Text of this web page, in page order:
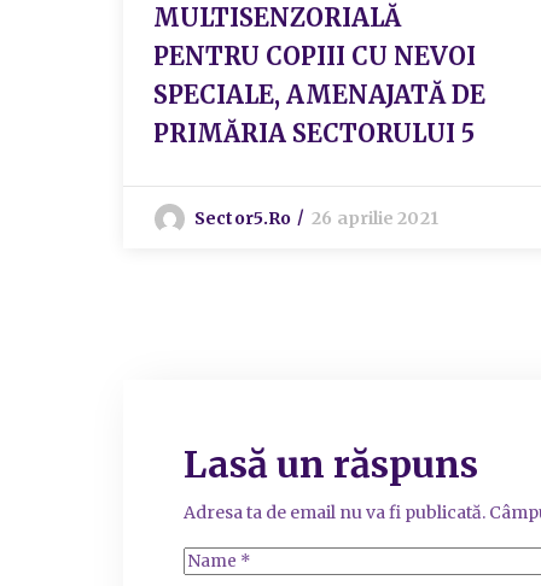
MULTISENZORIALĂ
PENTRU COPIII CU NEVOI
SPECIALE, AMENAJATĂ DE
PRIMĂRIA SECTORULUI 5
Sector5.ro 26 aprilie 2021
Lasă un răspuns
Adresa ta de email nu va fi publicată.